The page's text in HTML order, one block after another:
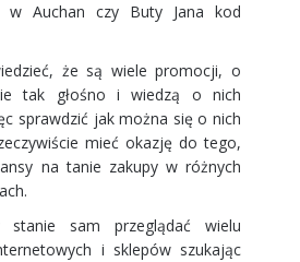
w Auchan czy Buty Jana kod
że są wiele promocji, o
tak głośno i wiedzą o nich
sprawdzić jak można się o nich
mieć okazję do tego,
na tanie zakupy w różnych
sam przeglądać wielu
i sklepów szukając